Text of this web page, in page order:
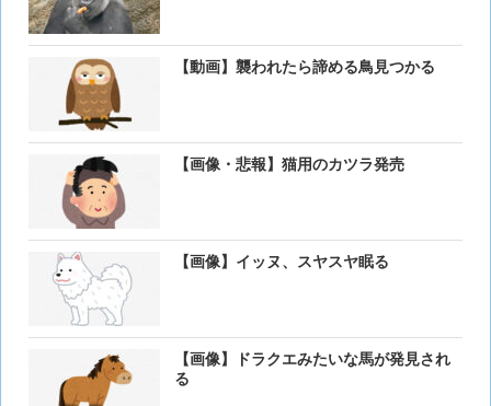
【動画】襲われたら諦める鳥見つかる
【画像・悲報】猫用のカツラ発売
【画像】イッヌ、スヤスヤ眠る
【画像】ドラクエみたいな馬が発見され
る